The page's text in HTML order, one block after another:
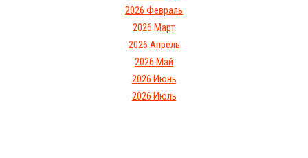
2026 Февраль
2026 Март
2026 Апрель
2026 Май
2026 Июнь
2026 Июль